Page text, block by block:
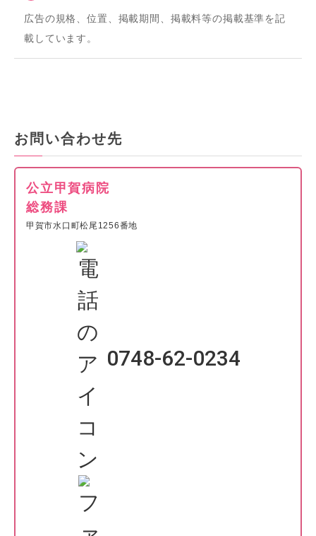
広告の規格、位置、掲載期間、掲載料等の掲載基準を記
載しています。
お問い合わせ先
公立甲賀病院
総務課
甲賀市水口町松尾1256番地
0748-62-0234